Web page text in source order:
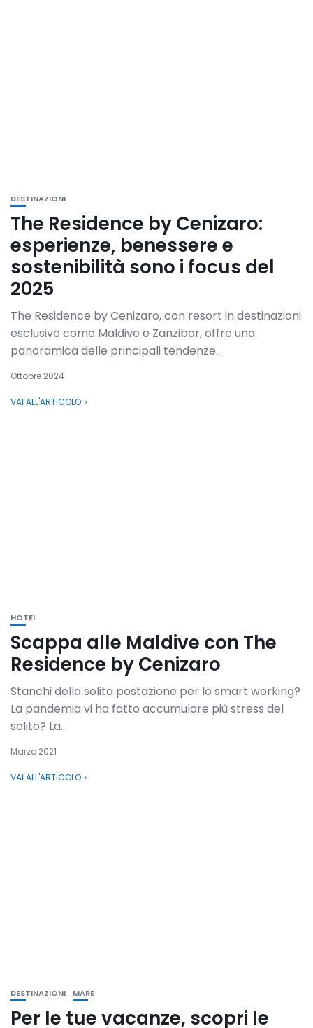
DESTINAZIONI
The Residence by Cenizaro:
esperienze, benessere e
sostenibilità sono i focus del
2025
The Residence by Cenizaro, con resort in destinazioni
esclusive come Maldive e Zanzibar, offre una
panoramica delle principali tendenze...
Ottobre 2024
VAI ALL'ARTICOLO
HOTEL
Scappa alle Maldive con The
Residence by Cenizaro
Stanchi della solita postazione per lo smart working?
La pandemia vi ha fatto accumulare più stress del
solito? La...
Marzo 2021
VAI ALL'ARTICOLO
DESTINAZIONI MARE
Per le tue vacanze, scopri le